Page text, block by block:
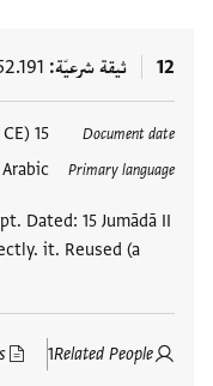
12 ثيقة شرعيّة
Document date
15 Jumādā II 423 Hijrī (29 May 1032 CE)
Primary language
Arabic
Dated: 15 Jumādā II
it. Reused (a
Related People
1
العلامات